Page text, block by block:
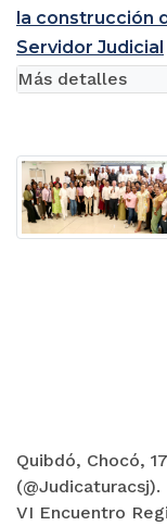
la construcción
Servidor Judicial
Quibdó, Chocó,
VI Encuentro
Más detalles